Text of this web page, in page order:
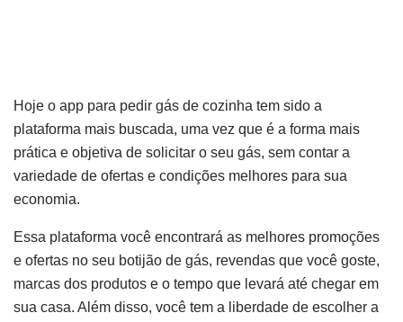
Hoje o app para pedir gás de cozinha tem sido a
plataforma mais buscada, uma vez que é a forma mais
prática e objetiva de solicitar o seu gás, sem contar a
variedade de ofertas e condições melhores para sua
economia.
Essa plataforma você encontrará as melhores promoções
e ofertas no seu botijão de gás, revendas que você goste,
marcas dos produtos e o tempo que levará até chegar em
sua casa. Além disso, você tem a liberdade de escolher a